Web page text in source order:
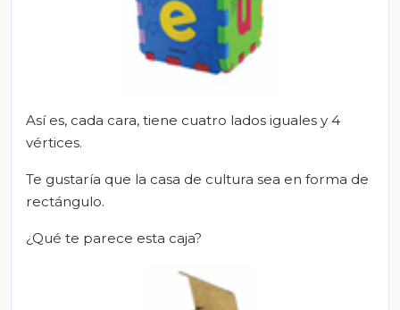
Así es, cada cara, tiene cuatro lados iguales y 4
vértices.
Te gustaría que la casa de cultura sea en forma de
rectángulo.
¿Qué te parece esta caja?